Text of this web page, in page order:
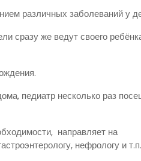
различных заболеваний у
сразу же ведут своего
педиатр несколько раз
направляет на
нефрологу и т.п.